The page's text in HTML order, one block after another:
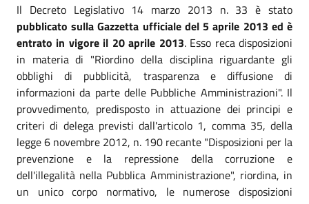
Il Decreto Legislativo 14 marzo 2013 n. 33 è stato
pubblicato sulla Gazzetta ufficiale del 5 aprile 2013 ed è
entrato in vigore il 20 aprile 2013. Esso reca disposizioni
in materia di "Riordino della disciplina riguardante gli
obblighi di pubblicità, trasparenza e diffusione di
informazioni da parte delle Pubbliche Amministrazioni". Il
provvedimento, predisposto in attuazione dei principi e
criteri di delega previsti dall'articolo 1, comma 35, della
legge 6 novembre 2012, n. 190 recante "Disposizioni per la
prevenzione e la repressione della corruzione e
dell'illegalità nella Pubblica Amministrazione", riordina, in
un unico corpo normativo, le numerose disposizioni